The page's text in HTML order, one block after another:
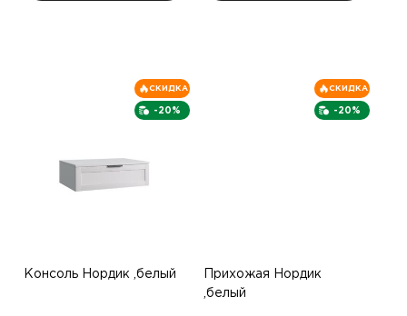
-20%
СКИДКА
Консоль Нордик ,белый
-20%
СКИДКА
Прихожая Нордик
,белый